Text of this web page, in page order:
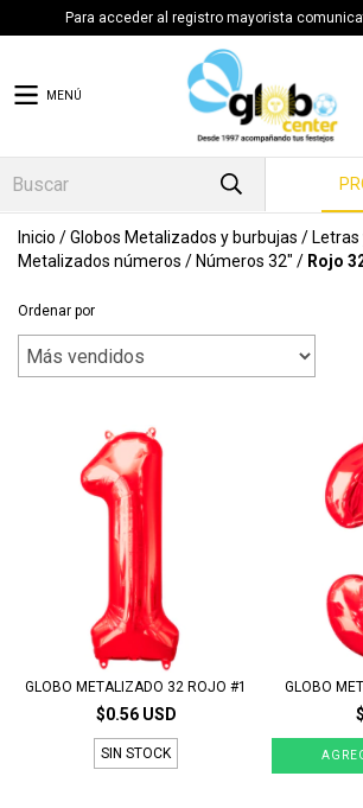
Para acceder al registro mayorista
MENÚ
Inicio /Globos Metalizados y burbujas /
Metalizados números / Números 32" / Rojo
Ordenar por
GLOBO METALIZADO 32 ROJO #1
$0.56 USD
SIN STOCK
GLOBO